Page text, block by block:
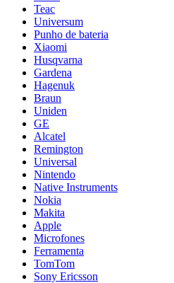
Teac
Universum
Punho de bateria
Xiaomi
Husqvarna
Gardena
Hagenuk
Braun
Uniden
GE
Alcatel
Remington
Universal
Nintendo
Native Instruments
Nokia
Makita
Apple
Microfones
Ferramenta
TomTom
Sony Ericsson